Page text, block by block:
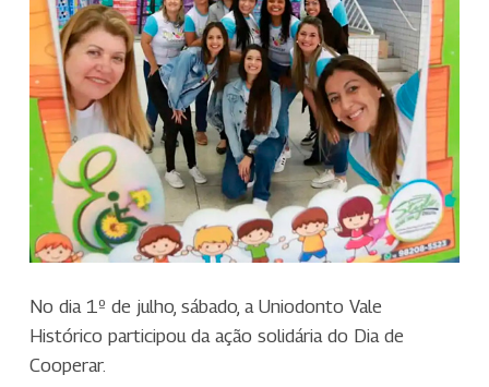
No dia 1º de julho, sábado, a Uniodonto Vale
Histórico participou da ação solidária do Dia de
Cooperar.